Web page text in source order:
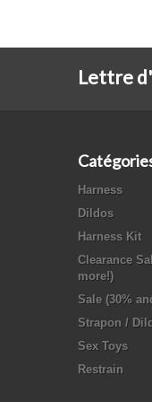
Lettre
Harness
Dildos
Harness Kit
Clearance
more!)
Sale (30%
Strapon /
Sex Toys
Restrain